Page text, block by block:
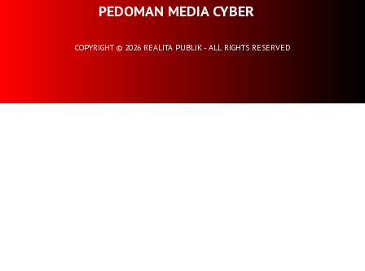
PEDOMAN MEDIA CYBER
COPYRIGHT © 2026 REALITA PUBLIK - ALL RIGHTS RESERVED